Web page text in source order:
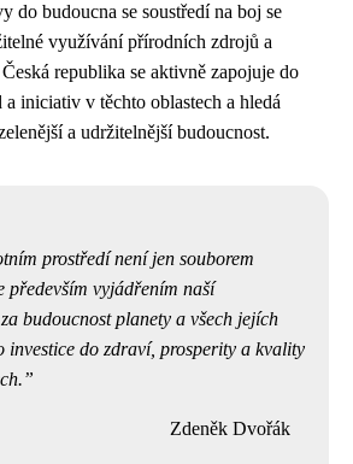
do budoucna se soustředí na boj se
využívání přírodních zdrojů a
republika se aktivně zapojuje do
iniciativ v těchto oblastech a hledá
a udržitelnější budoucnost.
prostředí není jen souborem
především vyjádřením naší
budoucnost planety a všech jejích
investice do zdraví, prosperity a kvality
Zdeněk Dvořák